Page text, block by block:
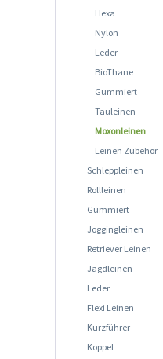
Hexa
Nylon
Leder
BioThane
Gummiert
Tauleinen
Moxonleinen
Leinen Zubehör
Schleppleinen
Rollleinen
Gummiert
Joggingleinen
Retriever Leinen
Jagdleinen
Leder
Flexi Leinen
Kurzführer
Koppel